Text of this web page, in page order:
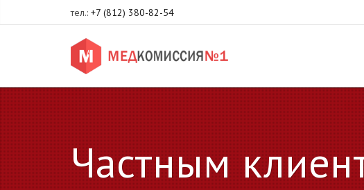
тел.: +7 (812) 380-82-54
Частным